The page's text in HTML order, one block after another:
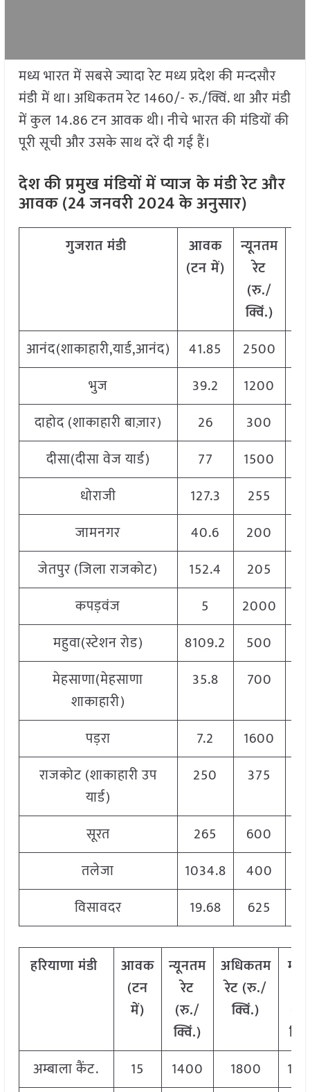
मध्य भारत में सबसे ज्यादा रेट मध्य प्रदेश की मन्दसौर
मंडी में था। अधिकतम रेट 1460/- रु./क्विं. था और मंडी
में कुल 14.86 टन आवक थी। नीचे भारत की मंडियों की
पूरी सूची और उसके साथ दरें दी गई हैं।
देश की प्रमुख मंडियों में प्याजके मंडी रेट और
आवक (24 जनवरी 2024 के अनुसार)
गुजरातमंडी
आवक
(टनमें)
न्यूनतम
रेट
(रु./
क्विं.)
आनंद(शाकाहारी,यार्ड,आनंद) 41.85 2500
भुज
39.2 1200
दाहोद (शाकाहारी बाज़ार)
26 300
दीसा(दीसा वेज यार्ड)
77 1500
धोराजी
127.3 255
जामनगर
40.6 200
जेतपुर (जिला राजकोट)
152.4 205
कपड़वंज
5 2000
महुवा(स्टेशन रोड)
8109.2 500
मेहसाणा(मेहसाणा
शाकाहारी)
35.8 700
पड़रा 7.2 1600
राजकोट (शाकाहारी उप
यार्ड)
250 375
सूरत 265 600
तलेजा
1034.8 400
विसावदर
19.68 625
हरियाणामंडी
आवक
(टन
में)
न्यूनतम
रेट
(रु./
क्विं.)
अधिकतम
रेट (रु./
क्विं.)
अम्बाला कैंट.
15 1400 1800